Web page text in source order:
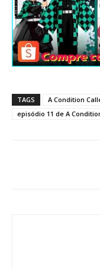
TAGS A Condition
episódio 11 de A